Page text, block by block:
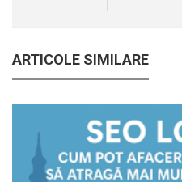
ARTICOLE SIMILARE